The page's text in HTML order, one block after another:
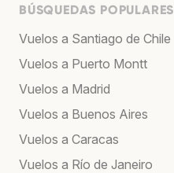
BÚSQUEDAS POPULARES
Vuelos a Santiago de Chile
Vuelos a Puerto Montt
Vuelos a Madrid
Vuelos a Buenos Aires
Vuelos a Caracas
Vuelos a Río de Janeiro